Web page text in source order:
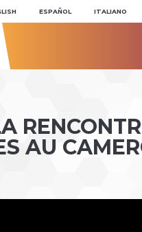
ESPAÑOL ITALIANO
AU